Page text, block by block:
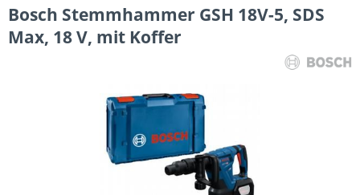
Bosch Stemmhammer GSH 18V-5, SDS
Max, 18 V, mit Koffer